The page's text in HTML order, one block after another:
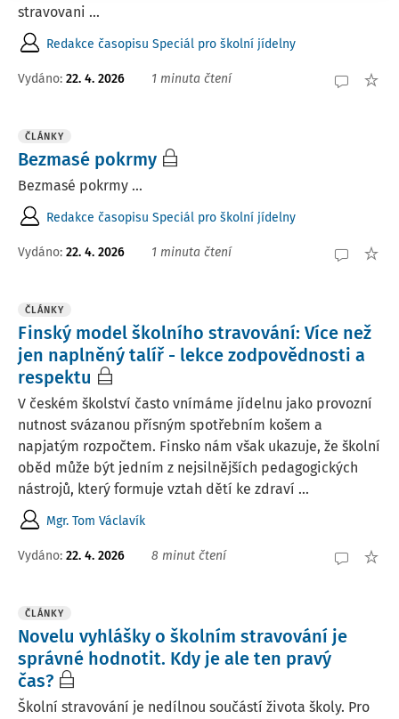
stravovani ...
Redakce časopisu Speciál pro školní jídelny
Vydáno: 22. 4. 2026 1 minuta čtení
ČLÁNKY
Bezmasé pokrmy
Bezmasé pokrmy ...
Redakce časopisu Speciál pro školní jídelny
Vydáno: 22. 4. 2026 1 minuta čtení
ČLÁNKY
Finský model školního stravování: Více než
jen naplněný talíř - lekce zodpovědnosti a
respektu
V českém školství často vnímáme jídelnu jako provozní
nutnost svázanou přísným spotřebním košem a
napjatým rozpočtem. Finsko nám však ukazuje, že školní
oběd může být jedním z nejsilnějších pedagogických
nástrojů, který formuje vztah dětí ke zdraví ...
Mgr. Tom Václavík
Vydáno: 22. 4. 2026 8 minut čtení
ČLÁNKY
Novelu vyhlášky o školním stravování je
správné hodnotit. Kdy je ale ten pravý
čas?
Školní stravování je nedílnou součástí života školy. Pro